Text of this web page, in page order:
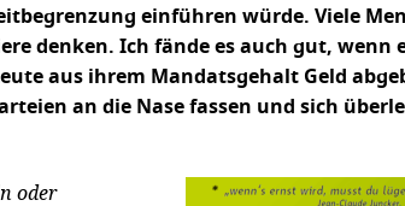
einführen würde. Viele
denken. Ich fände es auch gut, wenn
aus ihrem Mandatsgehalt Geld
an die Nase fassen und sich
oder